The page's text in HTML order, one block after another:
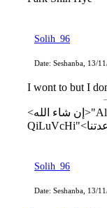
Solih_96
Date: Seshanba, 13/
I wont to but I
<إن شاء الله>"AlLoH yO'lIdA fAqAt sOlIh AmAl
Solih_96
Date: Seshanba, 13/